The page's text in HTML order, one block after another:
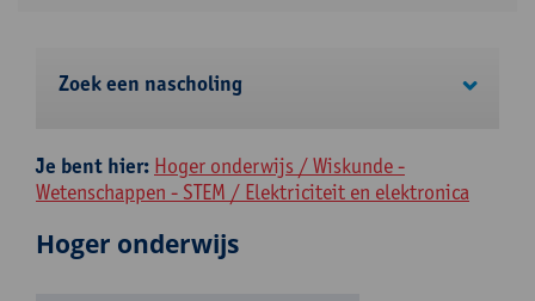
Zoek een nascholing
Je bent hier: Hoger onderwijs / Wiskunde -
Wetenschappen - STEM / Elektriciteit en elektronica
Hoger onderwijs